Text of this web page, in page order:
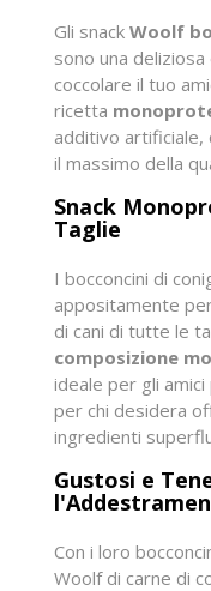
Gli snack Woolf
sono una
coccolare il tuo
ricetta
additivo artificiale,
il massimo della
Snack
Taglie
I bocconcini di
appositamente
di cani di tutte le
composizione
ideale per gli
per chi desidera
ingredienti
Gustosi e
Con i loro
Woolf di carne di